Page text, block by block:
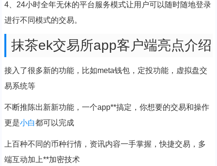
4、24小时全年无休的平台服务模式让用户可以随时随地登录
进行不同模式的交易。
抹茶ek交易所app客户端亮点介绍
接入了很多新的功能，比如meta钱包，定投功能，虚拟盘交
易系统等
不断推陈出新新功能，一个app**搞定，你想要的交易和操作
更是小白都可以完成
上百种不同的币种行情，资讯内容一手掌握，快捷交易，多
端互动加上**加密技术